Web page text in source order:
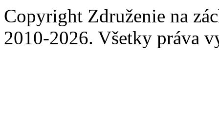
Copyright Združenie na
2010-2026. Všetky práva